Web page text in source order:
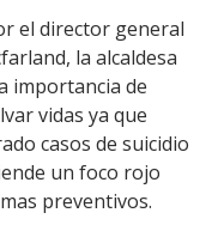
el director general
la alcaldesa
importancia de
vidas ya que
casos de suicidio
un foco rojo
preventivos.